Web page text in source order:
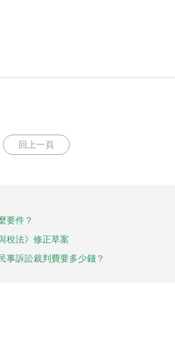
回上一頁
要件？
稅法》修正草案
事訴訟裁判費要多少錢？